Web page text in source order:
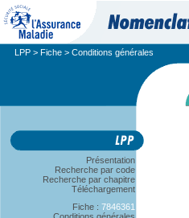
LPP > Fiche > Conditions générales
Présentation
Recherche par code
Recherche par chapitre
Téléchargement
Fiche : 7846361